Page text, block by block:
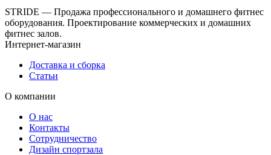
STRIDE — Продажа профессионального и домашнего фитнес
оборудования. Проектирование коммерческих и домашних
фитнес залов.
Интернет-магазин
Доставка и сборка
Статьи
О компании
О нас
Контакты
Сотрудничество
Дизайн спортзала